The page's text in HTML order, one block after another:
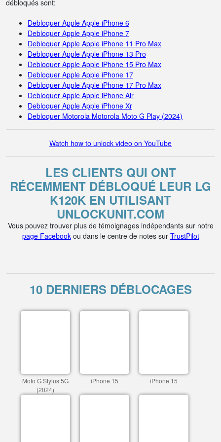
débloqués sont:
Debloquer Apple Apple iPhone 6
Debloquer Apple Apple iPhone 7
Debloquer Apple Apple iPhone 11 Pro Max
Debloquer Apple Apple iPhone 13 Pro
Debloquer Apple Apple iPhone 15 Pro Max
Debloquer Apple Apple iPhone 17
Debloquer Apple Apple iPhone 17 Pro Max
Debloquer Apple Apple iPhone Air
Debloquer Apple Apple iPhone Xr
Debloquer Motorola Motorola Moto G Play (2024)
Watch how to unlock video on YouTube
LES CLIENTS QUI ONT
RÉCEMMENT DÉBLOQUÉ LEUR LG
K120K EN UTILISANT
UNLOCKUNIT.COM
Vous pouvez trouver plus de témoignages indépendants sur notre
page Facebookou dans le centre de notes sur TrustPilot
10 DERNIERS DÉBLOCAGES
Moto G Stylus 5G
(2024)
iPhone 15 iPhone 15